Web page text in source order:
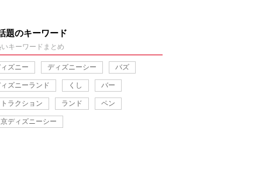
題のキーワード
キーワードまとめ
ズニー ディズニーシー バズ
ズニーランド くし バー
ラクション ランド ペン
ディズニーシー